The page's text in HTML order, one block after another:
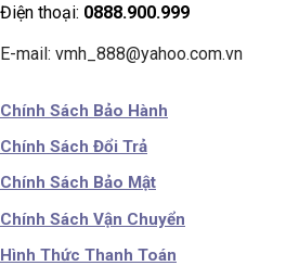
Điện thoại: 0888.900.999
E-mail: vmh_888@yahoo.com.vn
Chính Sách Bảo Hành
Chính Sách Đổi Trả
Chính Sách Bảo Mật
Chính Sách Vận Chuyển
Hình Thức Thanh Toán